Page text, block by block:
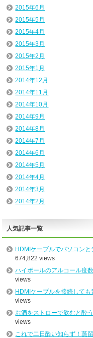
2015年6月
2015年5月
2015年4月
2015年3月
2015年2月
2015年1月
2014年12月
2014年11月
2014年10月
2014年9月
2014年8月
2014年7月
2014年6月
2014年5月
2014年4月
2014年3月
2014年2月
人気記事一覧
HDMIケーブルでパソコン
674,822 views
ハイボールのアルコール度
views
HDMIケーブルを接続して
views
お酒をストローで飲むと酔
views
これで二日酔い知らず！蒸